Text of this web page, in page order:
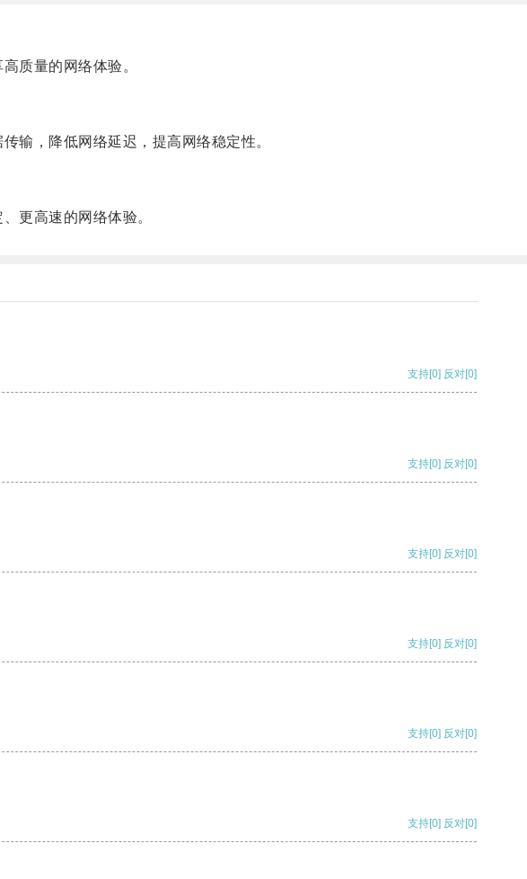
质量的网络体验。
，降低网络延迟，提高网络稳定性。
更高速的网络体验。
支持[0] 反对[0]
支持[0] 反对[0]
支持[0] 反对[0]
支持[0] 反对[0]
支持[0] 反对[0]
支持[0] 反对[0]